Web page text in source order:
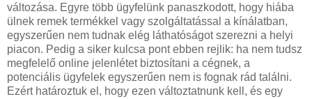
változása. Egyre több ügyfelünk panaszkodott, hogy hiába
ülnek remek termékkel vagy szolgáltatással a kínálatban,
egyszerűen nem tudnak elég láthatóságot szerezni a helyi
piacon. Pedig a siker kulcsa pont ebben rejlik: ha nem tudsz
megfelelő online jelenlétet biztosítani a cégnek, a
potenciális ügyfelek egyszerűen nem is fognak rád találni.
Ezért határoztuk el, hogy ezen változtatnunk kell, és egy